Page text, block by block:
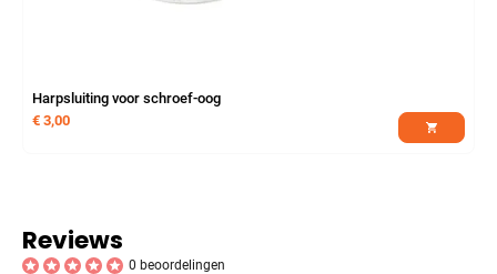
Harpsluiting voor schroef-oog
€ 3,00
Reviews
0 beoordelingen